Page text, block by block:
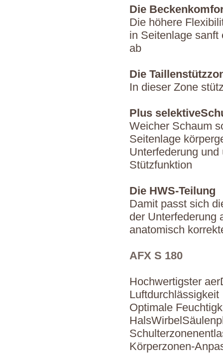
Die
Die höhere
in Seitenlage sanft
ab
Die
In dieser Zone
Plus
Weicher Schaum
Seitenlage
Unterfederung
Stützfunktion
Die HWS-Teilung
Damit passt sich
der Unterfederung
anatomisch
AFX S 180
Hochwertigster
Luftdurchlässigkeit
Optimale
Körperzonen-